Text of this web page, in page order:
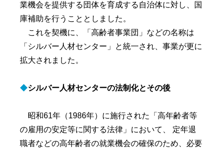
業機会を提供する団体を育成する自治体に対し、国
庫補助を行うこととしました。
これを契機に、「高齢者事業団」などの名称は
「シルバー人材センター」と統一され、事業が更に
拡大されました。
◆シルバー人材センターの法制化とその後
昭和61年（1986年）に施行された「高年齢者等
の雇用の安定等に関する法律」において、 定年退
職者などの高年齢者の就業機会の確保のため、必要